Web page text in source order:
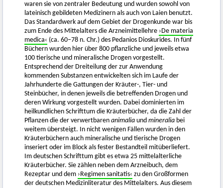
waren sie von zentraler Bedeutung und wurden sowohl von
lateinisch gebildeten Medizinern als auch von Laien benutzt.
Das Standardwerk auf dem Gebiet der Drogenkunde war bis
zum Ende des Mittelalters die Arzneimittellehre ›De materia
medica‹ (ca. 60–78 n. Chr.) des Pedanios Dioskurides. In fünf
Büchern wurden hier über 800 pflanzliche und jeweils etwa
100 tierische und mineralische Drogen vorgestellt.
Entsprechend der Dreiteilung der zur Anwendung
kommenden Substanzen entwickelten sich im Laufe der
Jahrhunderte die Gattungen der Kräuter-, Tier- und
Steinbücher, in denen jeweils die betreffenden Drogen und
deren Wirkung vorgestellt wurden. Dabei dominierten im
heilkundlichen Schrifttum die Kräuterbücher, da die Zahl der
Pflanzen die der verwertbarenanimalia undmineralia bei
weitem übersteigt. In nicht wenigen Fällen wurden in den
Kräuterbüchern auch mineralische und tierische Drogen
inseriert oder im Block als fester Bestandteil mitüberliefert.
Im deutschen Schrifttum gibt es etwa 25 mittelalterliche
Kräuterbücher. Sie zählen neben dem Arzneibuch, dem
Rezeptar und dem ›Regimen sanitatis‹ zu den Großformen
der deutschen Medizinliteratur des Mittelalters. Aus diesem